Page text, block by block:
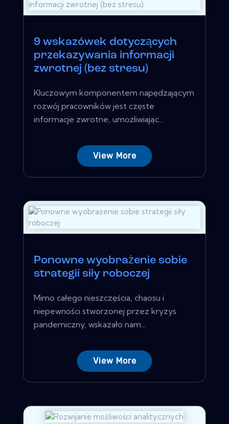
9 wskazówek dotyczących
przekazywania informacji
zwrotnej (bez stresu)
Kluczowym komponentem napędzającym
rozwój pracowników jest częste
informacje zwrotne, umożliwiając...
View More
Ponowne wyobrażenie sobie
strategii siły roboczej
Mimo całego nieszczęścia, chaosu i
niepewności stworzonej przez kryzys
pandemiczny, wskazało nam...
View More